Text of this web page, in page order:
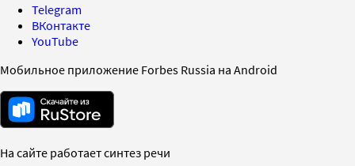
Telegram
ВКонтакте
YouTube
Мобильное приложение Forbes Russia на Android
На сайте работает синтез речи